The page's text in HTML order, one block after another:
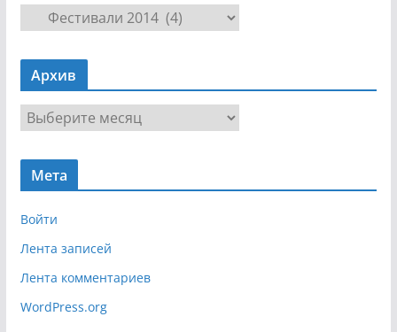
а
в
г
я
Архив
р
х
Мета
Войти
Лента записей
Лента комментариев
WordPress.org